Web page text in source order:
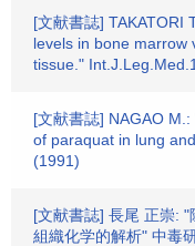
[文献書誌] TAKATORI
levels in bone marrow
tissue."
[文献書誌] NAGAO
of paraquat in lung
(1991)
[文献書誌] 長尾 正崇:
組織化学的解析" 中毒